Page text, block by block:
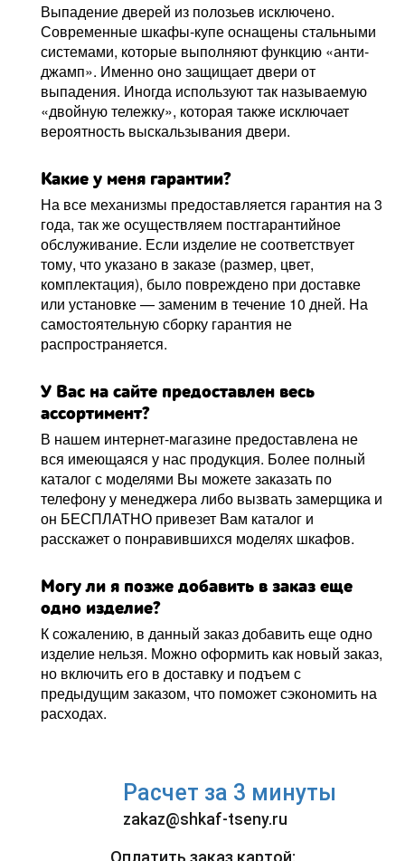
Выпадение дверей из полозьев исключено.
Современные шкафы-купе оснащены стальными
системами, которые выполняют функцию «анти-
джамп». Именно оно защищает двери от
выпадения. Иногда используют так называемую
«двойную тележку», которая также исключает
вероятность выскальзывания двери.
Какие у меня гарантии?
На все механизмы предоставляется гарантия на 3
года, так же осуществляем постгарантийное
обслуживание. Если изделие не соответствует
тому, что указано в заказе (размер, цвет,
комплектация), было повреждено при доставке
или установке — заменим в течение 10 дней. На
самостоятельную сборку гарантия не
распространяется.
У Вас на сайте предоставлен весь
ассортимент?
В нашем интернет-магазине предоставлена не
вся имеющаяся у нас продукция. Более полный
каталог с моделями Вы можете заказать по
телефону у менеджера либо вызвать замерщика и
он БЕСПЛАТНО привезет Вам каталог и
расскажет о понравившихся моделях шкафов.
Могу ли я позже добавить в заказ еще
одно изделие?
К сожалению, в данный заказ добавить еще одно
изделие нельзя. Можно оформить как новый заказ,
но включить его в доставку и подъем с
предыдущим заказом, что поможет сэкономить на
расходах.
Расчет за 3 минуты
zakaz@shkaf-tseny.ru
Оплатить заказ картой: